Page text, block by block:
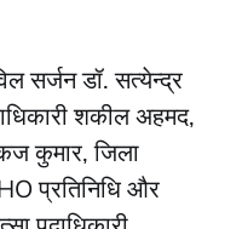
सर्जन डॉ. सत्येन्द्र
शकील अहमद,
कुमार, जिला
प्रतिनिधि और